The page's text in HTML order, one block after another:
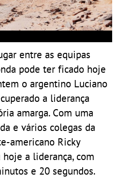
entre as equipas
pode ter ficado hoje
o argentino Luciano
a liderança
amarga. Com uma
e vários colegas da
americano Ricky
a liderança, com
e 20 segundos.